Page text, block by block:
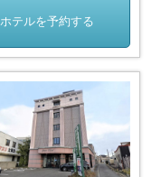
ホテルを予約する